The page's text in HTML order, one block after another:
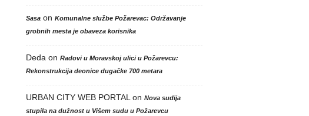
Sasaon Komunalne službe Požarevac: Održavanje
grobnih mesta je obaveza korisnika
Deda on Radovi u Moravskoj ulici u Požarevcu:
Rekonstrukcija deonice dugačke 700 metara
URBAN CITY WEB PORTAL on Nova sudija
stupila na dužnost u Višem sudu u Požarevcu